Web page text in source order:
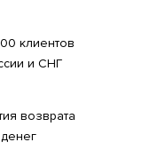
клиентов
и СНГ
возврата